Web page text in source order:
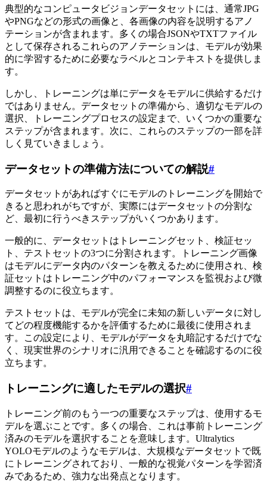
典型的なコンピュータビジョンデータセットには、通常JPG
やPNGなどの形式の画像と、各画像の内容を説明するアノ
テーションが含まれます。多くの場合JSONやTXTファイル
として保存されるこれらのアノテーションは、モデルが効果
的に学習するために必要なラベルとコンテキストを提供しま
す。
しかし、トレーニングは単にデータをモデルに供給するだけ
ではありません。データセットの準備から、適切なモデルの
選択、トレーニングプロセスの設定まで、いくつかの重要な
ステップが含まれます。次に、これらのステップの一部を詳
しく見ていきましょう。
データセットの準備方法についての解説#
データセットがあればすぐにモデルのトレーニングを開始で
きると思われがちですが、実際にはデータセットの分割な
ど、最初に行うべきステップがいくつかあります。
一般的に、データセットはトレーニングセット、検証セッ
ト、テストセットの3つに分割されます。トレーニング画像
はモデルにデータ内のパターンを教えるために使用され、検
証セットはトレーニング中のパフォーマンスを監視および微
調整するのに役立ちます。
テストセットは、モデルが完全に未知の新しいデータに対し
てどの程度機能するかを評価するために最後に使用されま
す。この設定により、モデルがデータを丸暗記するだけでな
く、現実世界のシナリオに汎用できることを確認するのに役
立ちます。
トレーニングに適したモデルの選択#
トレーニング前のもう一つの重要なステップは、使用するモ
デルを選ぶことです。多くの場合、これは事前トレーニング
済みのモデルを選択することを意味します。Ultralytics
YOLOモデルのようなモデルは、大規模なデータセットで既
にトレーニングされており、一般的な視覚パターンを学習済
みであるため、強力な出発点となります。